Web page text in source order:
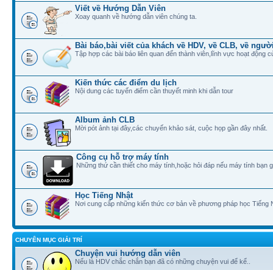
Viết về Hướng Dẫn Viên
Xoay quanh về hướng dẫn viên chúng ta.
Bài báo,bài viết của khách về HDV, về CLB, về
Tập hợp các bài báo liên quan đến thành viên,lĩnh vực hoạt động
Kiến thức các điểm du lịch
Nội dung các tuyến điểm cần thuyết minh khi dẫn tour
Album ảnh CLB
Mời pót ảnh tại đây,các chuyến khảo sát, cuộc họp gần đây nhất.
Công cụ hỗ trợ máy tính
Những thứ cần thiết cho máy tính,hoặc hỏi đáp nếu máy tính bạn
Học Tiếng Nhật
Nơi cung cấp những kiến thức cơ bản về phương pháp học Tiếng
CHUYÊN MỤC GIẢI TRÍ
Chuyện vui hướng dẫn viên
Nếu là HDV chắc chắn bạn đã có những chuyện vui để kể..